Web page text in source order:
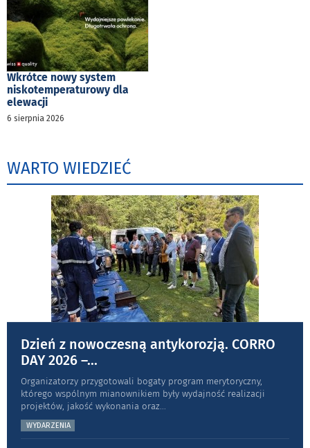
Wkrótce nowy system
niskotemperaturowy dla
elewacji
6 sierpnia 2026
WARTO WIEDZIEĆ
Dzień z nowoczesną antykorozją. CORRO
DAY 2026 –...
Organizatorzy przygotowali bogaty program merytoryczny,
którego wspólnym mianownikiem były wydajność realizacji
projektów, jakość wykonania oraz...
WYDARZENIA